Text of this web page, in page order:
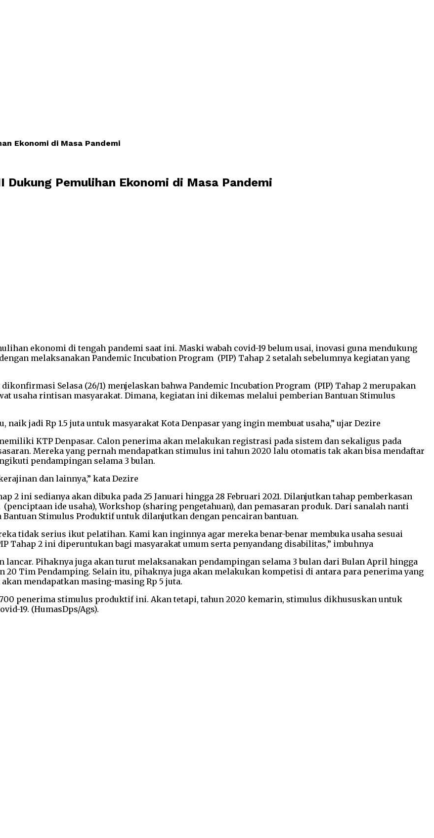
Ekonomi di Masa Pandemi
Pemulihan Ekonomi di Masa Pandemi
ekonomi di tengah pandemi saat ini. Maski wabah covid-19 belum usai, inovasi guna mendukung
melaksanakan Pandemic Incubation Program (PIP) Tahap 2 setalah sebelumnya kegiatan yang
Selasa (26/1) menjelaskan bahwa Pandemic Incubation Program (PIP) Tahap 2 merupakan
usaha rintisan masyarakat. Dimana, kegiatan ini dikemas melalui pemberian Bantuan Stimulus
naik jadi Rp 1.5 juta untuk masyarakat Kota Denpasar yang ingin membuat usaha,” ujar Dezire
KTP Denpasar. Calon penerima akan melakukan registrasi pada sistem dan sekaligus pada
Mereka yang pernah mendapatkan stimulus ini tahun 2020 lalu otomatis tak akan bisa mendaftar
pendampingan selama 3 bulan.
dan lainnya,” kata Dezire
2 ini sedianya akan dibuka pada 25 Januari hingga 28 Februari 2021. Dilanjutkan tahap pemberkasan
ide usaha), Workshop (sharing pengetahuan), dan pemasaran produk. Dari sanalah nanti
Stimulus Produktif untuk dilanjutkan dengan pencairan bantuan.
tidak serius ikut pelatihan. Kami kan inginnya agar mereka benar-benar membuka usaha sesuai
Tahap 2 ini diperuntukan bagi masyarakat umum serta penyandang disabilitas,” imbuhnya
lancar. Pihaknya juga akan turut melaksanakan pendampingan selama 3 bulan dari Bulan April hingga
20 Tim Pendamping. Selain itu, pihaknya juga akan melakukan kompetisi di antara para penerima yang
mendapatkan masing-masing Rp 5 juta.
penerima stimulus produktif ini. Akan tetapi, tahun 2020 kemarin, stimulus dikhususkan untuk
19. (HumasDps/Ags).